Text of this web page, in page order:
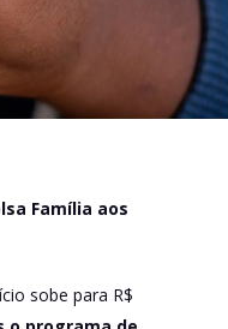
Família aos
sobe para R$